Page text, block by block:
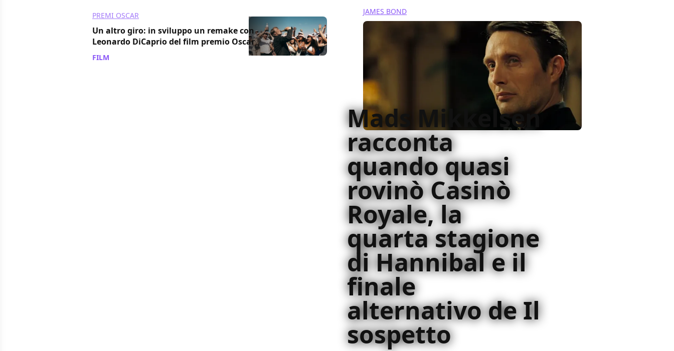
PREMI OSCAR
Un altro giro: in sviluppo un remake con
Leonardo DiCaprio del film premio Oscar
FILM
JAMES BOND
Mads Mikkelsen
racconta
quando quasi
rovinò Casinò
Royale, la
quarta stagione
di Hannibal e il
finale
alternativo de Il
sospetto